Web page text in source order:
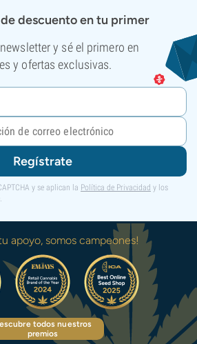
de descuento en tu primer
y sé el primero en
y ofertas exclusivas.
Regístrate
y se aplican la Política de Privacidad y los
apoyo, somos campeones!
todos nuestros
premios